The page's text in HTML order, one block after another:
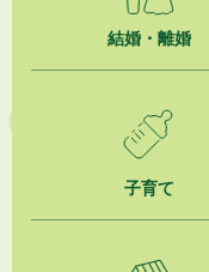
2026年8月5日
掛川市広告入り窓口封筒無
結婚・離婚
子育て